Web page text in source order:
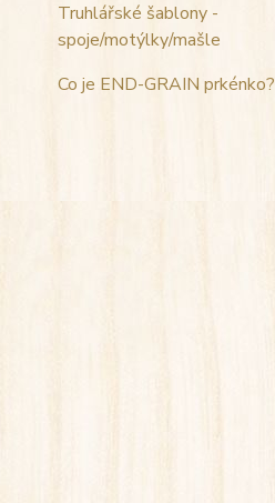
Truhlářské šablony -
spoje/motýlky/mašle
Co je END-GRAIN prkénko?